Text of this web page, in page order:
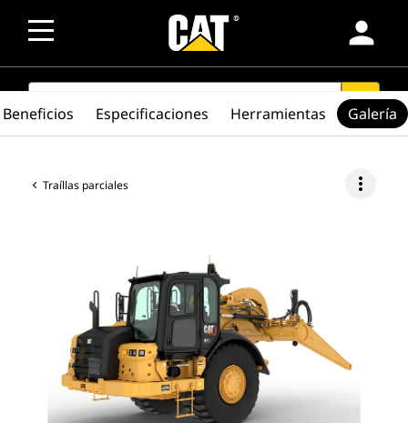
person
SEARCH search
Traíllas parciales more_vert
Beneficios Especificaciones Herramientas Galería